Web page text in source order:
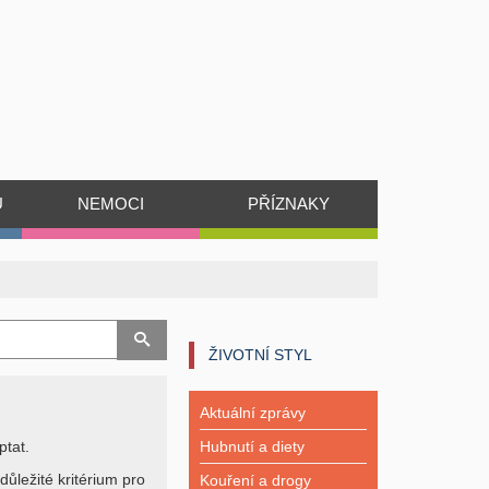
NEMOCI PŘÍZNAKY
kritérium pro
ŽIVOTNÍ STYL
Aktuální zprávy
Hubnutí a diety
Kouření a drogy